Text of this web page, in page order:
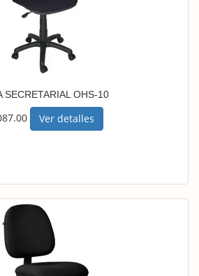
SECRETARIAL OHS-10
Ver detalles